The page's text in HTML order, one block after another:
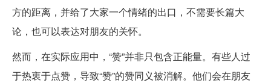
方的距离，并给了大家一个情绪的出口，不需要长篇大
论，也可以表达对朋友的关怀。
然而，在实际应用中，“赞”并非只包含正能量。有些人过
于热衷于点赞，导致“赞”的赞同义被消解。他们会在朋友